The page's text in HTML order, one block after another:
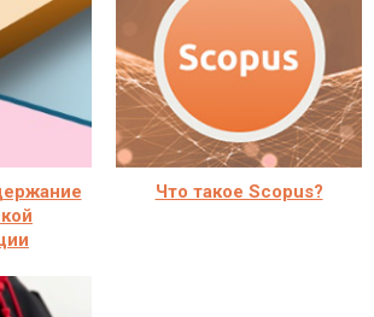
Что такое Scopus?